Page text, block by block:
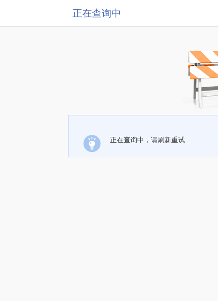
正在查询中
正在查询中，请刷新重试